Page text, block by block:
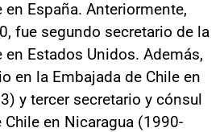
en España. Anteriormente,
fue segundo secretario de la
en Estados Unidos. Además,
en la Embajada de Chile en
y tercer secretario y cónsul
en Nicaragua (1990-